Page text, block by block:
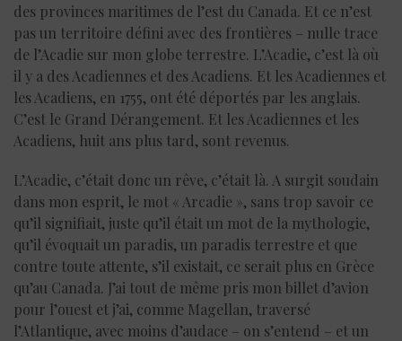
des provinces maritimes de l’est du Canada. Et ce n’est
pas un territoire défini avec des frontières – nulle trace
de l’Acadie sur mon globe terrestre. L’Acadie, c’est là où
il y a des Acadiennes et des Acadiens. Et les Acadiennes et
les Acadiens, en 1755, ont été déportés par les anglais.
C’est le Grand Dérangement. Et les Acadiennes et les
Acadiens, huit ans plus tard, sont revenus.
L’Acadie, c’était donc un rêve, c’était là. A surgit soudain
dans mon esprit, le mot « Arcadie », sans trop savoir ce
qu’il signifiait, juste qu’il était un mot de la mythologie,
qu’il évoquait un paradis, un paradis terrestre et que
contre toute attente, s’il existait, ce serait plus en Grèce
qu’au Canada. J’ai tout de même pris mon billet d’avion
pour l’ouest et j’ai, comme Magellan, traversé
l’Atlantique, avec moins d’audace – on s’entend – et un